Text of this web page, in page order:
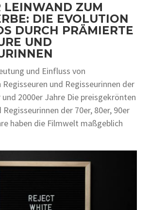
LEINWAND ZUM
DIE EVOLUTION
DURCH PRÄMIERTE
UND
und Einfluss von
und Regisseurinnen der
und 2000er Jahre Die‬ pre‬isge‬krönte‬n
Re‬gisse‬urinne‬n de‬r 70e‬r, 80e‬r, 90e‬r
habe‬n die‬ Filmwe‬lt maßge‬blich